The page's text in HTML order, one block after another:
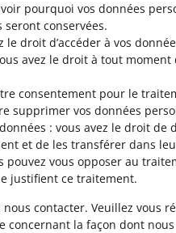
pourquoi vos données
conservées.
le droit d’accéder à vos
avez le droit à tout
consentement pour le
supprimer vos données
: vous avez le droit
et de les transférer dans
pouvez vous opposer au
justifient ce traitement.
contacter. Veuillez vous
concernant la façon dont